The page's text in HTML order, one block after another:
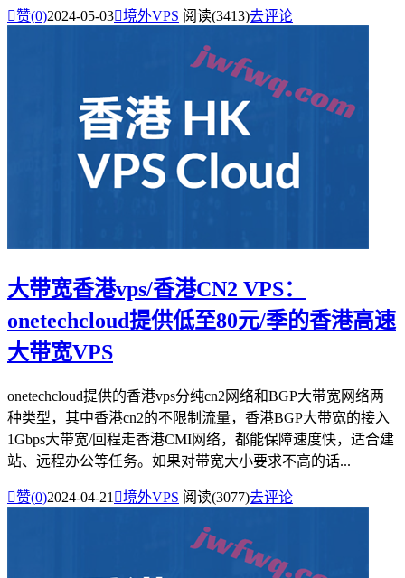
赞(0)2024-05-03境外VPS 阅读(3413)去评论
大带宽香港vps/香港CN2 VPS：
onetechcloud提供低至80元/季的香港高速
大带宽VPS
onetechcloud提供的香港vps分纯cn2网络和BGP大带宽网络两
种类型，其中香港cn2的不限制流量，香港BGP大带宽的接入
1Gbps大带宽/回程走香港CMI网络，都能保障速度快，适合建
站、远程办公等任务。如果对带宽大小要求不高的话...
赞(0)2024-04-21 境外VPS 阅读(3077)去评论